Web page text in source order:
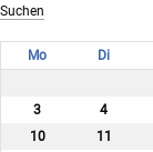
Mo Di
3
4
10
11